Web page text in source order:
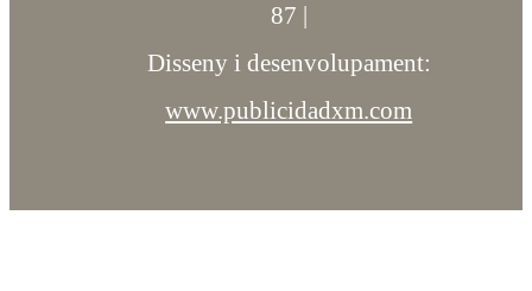
87 |
Disseny i desenvolupament:
www.publicidadxm.com